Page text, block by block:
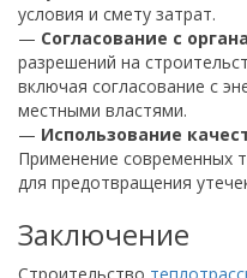
условия и смету затрат.
— Согласование с
разрешений на
включая согласование с
местными властями.
— Использование
Применение современных
для предотвращения
Заключение